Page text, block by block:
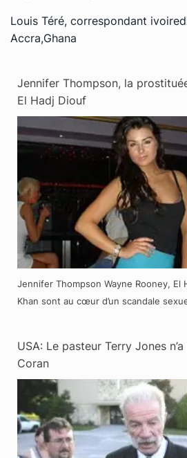
Louis Téré, correspondant
Accra,Ghana
Jennifer Thompson, la
El Hadj Diouf
Jennifer Thompson Wayne Rooney, El
Khan sont au cœur d’un scandale
USA: Le pasteur Terry Jones
Coran